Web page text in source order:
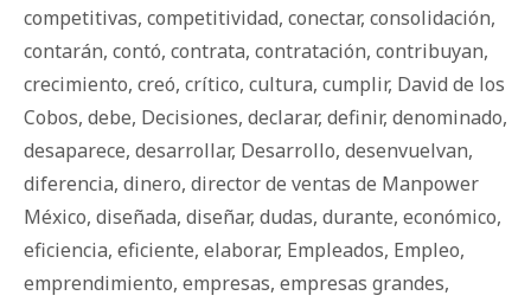
competitivas, competitividad, conectar, consolidación,
contarán, contó, contrata, contratación, contribuyan,
crecimiento, creó, crítico, cultura, cumplir, David de los
Cobos, debe, Decisiones, declarar, definir, denominado,
desaparece, desarrollar, Desarrollo, desenvuelvan,
diferencia, dinero, director de ventas de Manpower
México, diseñada, diseñar, dudas, durante, económico,
eficiencia, eficiente, elaborar, Empleados, Empleo,
emprendimiento, empresas, empresas grandes,